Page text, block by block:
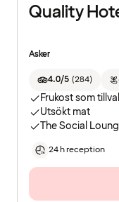
Quality
Asker
4.0/5 (284)
Frukost som tillval
Utsökt mat
The Social
24 h reception